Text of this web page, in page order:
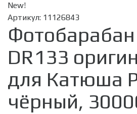
New!
Артикул: 11126843
DR133
для Катюша
чёрный,